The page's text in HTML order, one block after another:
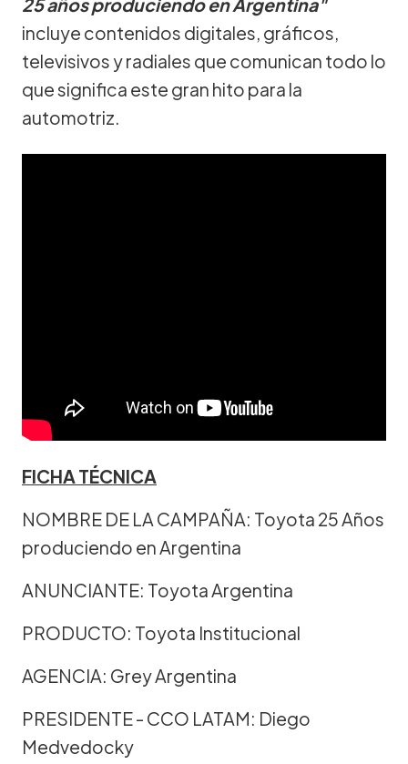
incluye contenidos digitales, gráficos,
televisivos y radiales que comunican todo lo
que significa este gran hito para la
automotriz.
FICHA TÉCNICA
NOMBRE DE LA CAMPAÑA: Toyota 25 Años
produciendo en Argentina
ANUNCIANTE: Toyota Argentina
PRODUCTO: Toyota Institucional
AGENCIA: Grey Argentina
PRESIDENTE - CCO LATAM: Diego
Medvedocky